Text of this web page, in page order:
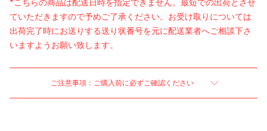
*こちらの商品は配送日時を指定できません。最短での出荷とさせ
ていただきますので予めご了承ください。お受け取りについては
出荷完了時にお送りする送り状番号を元に配送業者へご相談下さ
いますようお願い致します。
ご注意事項：ご購入前に必ずご確認ください